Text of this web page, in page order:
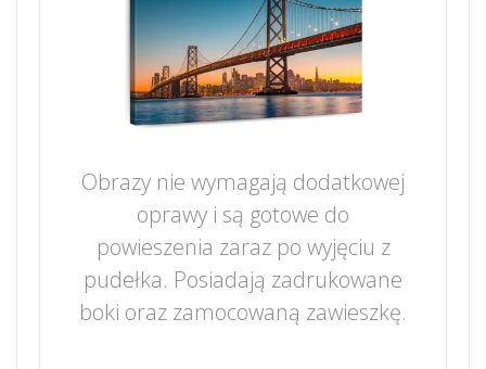
Obrazy nie wymagają dodatkowej
oprawy i są gotowe do
powieszenia zaraz po wyjęciu z
pudełka. Posiadają zadrukowane
boki oraz zamocowaną zawieszkę.